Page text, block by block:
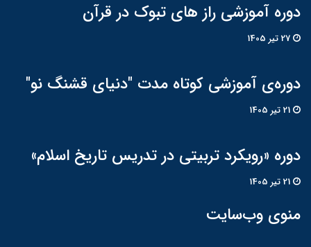
دوره آموزشی راز های تبوک در قرآن
دوره‌ی آموزشی کوتاه مدت "دنیای قشنگ نو"
دوره «رویکرد تربیتی در تدریس تاریخ اسلام»
منوی وب‌سایت